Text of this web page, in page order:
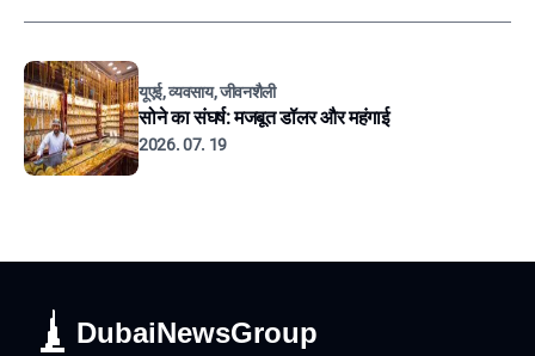
यूएई, व्यवसाय, जीवनशैली
सोने का संघर्ष: मजबूत डॉलर और महंगाई
2026. 07. 19
DubaiNewsGroup